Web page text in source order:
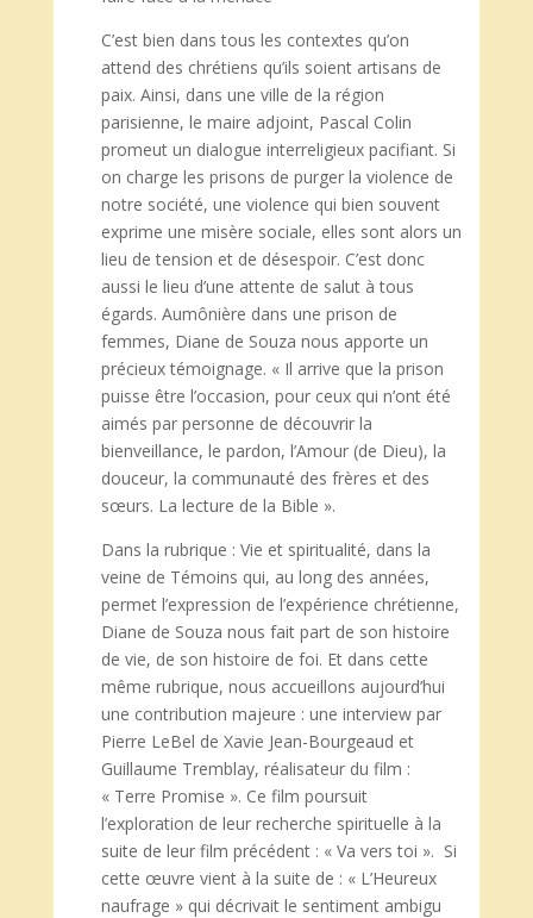
C’est bien dans tous les contextes qu’on
attend des chrétiens qu’ils soient artisans de
paix. Ainsi, dans une ville de la région
parisienne, le maire adjoint, Pascal Colin
promeut un dialogue interreligieux pacifiant. Si
on charge les prisons de purger la violence de
notre société, une violence qui bien souvent
exprime une misère sociale, elles sont alors un
lieu de tension et de désespoir. C’est donc
aussi le lieu d’une attente de salut à tous
égards. Aumônière dans une prison de
femmes, Diane de Souza nous apporte un
précieux témoignage. « Il arrive que la prison
puisse être l’occasion, pour ceux qui n’ont été
aimés par personne de découvrir la
bienveillance, le pardon, l’Amour (de Dieu), la
douceur, la communauté des frères et des
sœurs. La lecture de la Bible ».
Dans la rubrique : Vie et spiritualité, dans la
veine de Témoins qui, au long des années,
permet l’expression de l’expérience chrétienne,
Diane de Souza nous fait part de son histoire
de vie, de son histoire de foi. Et dans cette
même rubrique, nous accueillons aujourd’hui
une contribution majeure : une interview par
Pierre LeBel de Xavie Jean-Bourgeaud et
Guillaume Tremblay, réalisateur du film :
« Terre Promise ». Ce film poursuit
l’exploration de leur recherche spirituelle à la
suite de leur film précédent : « Va vers toi ». Si
cette œuvre vient à la suite de : « L’Heureux
naufrage » qui décrivait le sentiment ambigu